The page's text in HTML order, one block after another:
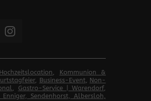
Hochzeitslocation, Kommunion &
, Business-Event, Non-
, Gastro-Service | Warendorf,
Sendenhorst, Albersloh,